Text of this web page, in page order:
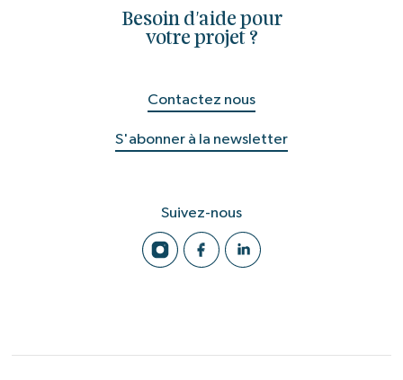
Besoin d'aide pour
votre projet ?
Contactez nous
S'abonner à la newsletter
Suivez-nous